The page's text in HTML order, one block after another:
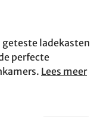
ladekasten
perfecte
Lees meer